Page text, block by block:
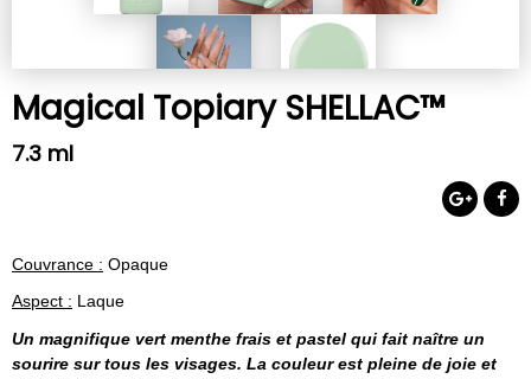
Magical Topiary SHELLAC™
7.3 ml
Couvrance : Opaque
Aspect : Laque
Un magnifique vert menthe frais et pastel qui fait naître un
sourire sur tous les visages. La couleur est pleine de joie et